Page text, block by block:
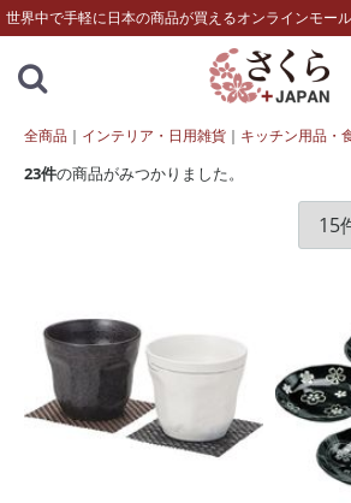
世界中で手軽に日本の商品が買えるオンラインモール
全商品 インテリア・日用雑貨 キッチン用品・
23件の商品がみつかりました。